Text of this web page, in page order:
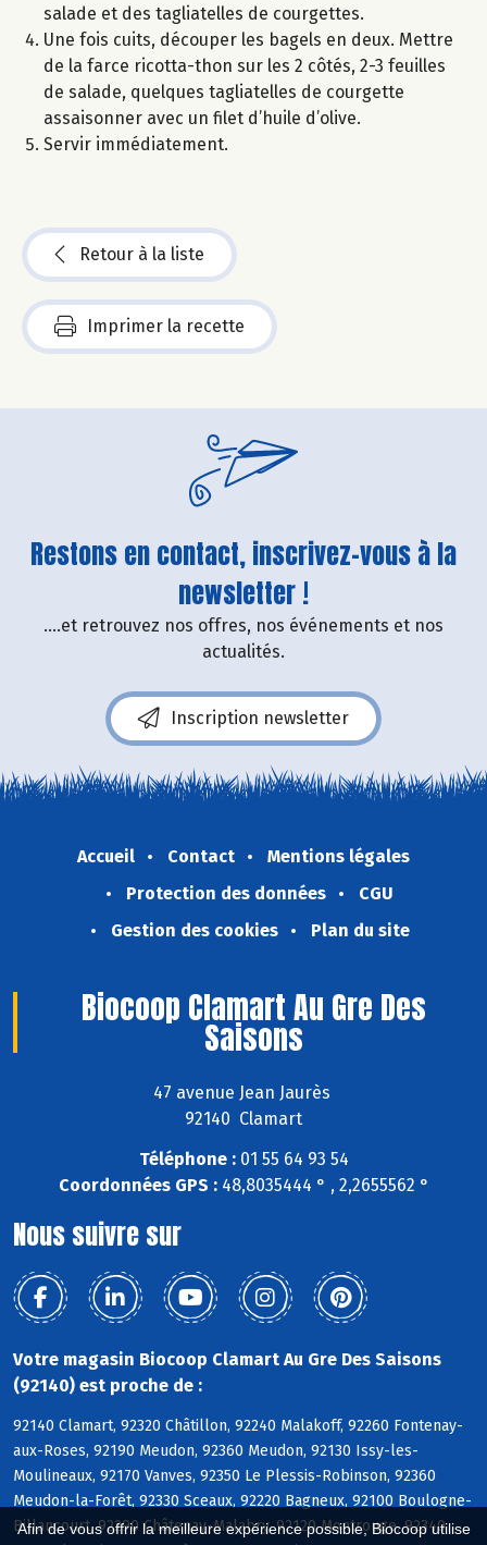
Afin de vous offrir la meilleure expérience possible, Biocoop utilise
salade et des tagliatelles de courgettes.
Une fois cuits, découper les bagels en deux. Mettre
de la farce ricotta-thon sur les 2 côtés, 2-3 feuilles
de salade, quelques tagliatelles de courgette
assaisonner avec un filet d’huile d’olive.
Servir immédiatement.
Retour à la liste
Imprimer la recette
Restons en contact, inscrivez-vous à la
newsletter !
....et retrouvez nos offres, nos événements et nos
actualités.
Inscription newsletter
Accueil Contact
Mentions légales
Protection des données
CGU
Gestion des cookies
Plan du site
Biocoop Clamart Au Gre Des
Saisons
47 avenue Jean Jaurès
92140 Clamart
Téléphone :01 55 64 93 54
Coordonnées GPS :48,8035444 ° , 2,2655562 °
Nous suivre sur
Votre magasin Biocoop Clamart Au Gre Des Saisons
(92140) est proche de :
92140 Clamart, 92320 Châtillon, 92240 Malakoff, 92260 Fontenay-
aux-Roses, 92190 Meudon, 92360 Meudon, 92130 Issy-les-
Moulineaux, 92170 Vanves, 92350 Le Plessis-Robinson, 92360
Meudon-la-Forêt, 92330 Sceaux, 92220 Bagneux, 92100 Boulogne-
Billancourt, 92290 Châtenay-Malabry, 92120 Montrouge, 92340